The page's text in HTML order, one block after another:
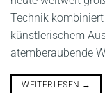
Technik
künstlerischem
atemberaubende
WEITERLESEN →